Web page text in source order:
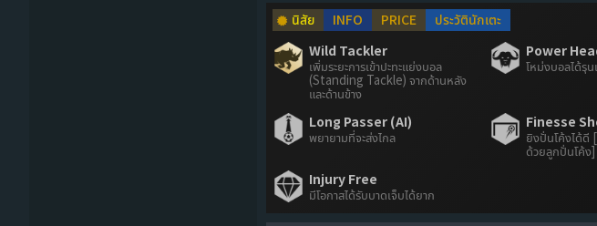
นิสัย INFO PRICE
ประวัตินักเตะ
Wild Tackler
เพิ่มระยะการเข้าปะทะแย่งบอล
(Standing Tackle) จากด้านหลัง
และด้านข้าง
Power
โหม่งบอลได้รุ
Long Passer (AI)
พยายามที่จะส่งไกล
Finesse
ยิงปั่นโค้งได้ดี
ด้วยลูกปั่นโค้ง]
Injury Free
มีโอกาสได้รับบาดเจ็บได้ยาก